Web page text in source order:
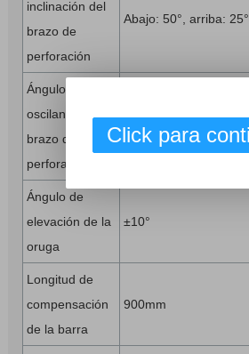
inclinación del
brazo de
perforación
Abajo: 50°, arriba:
Ángulo
oscilante del
brazo de
perforación
Izquierda: 45°,
Ángulo de
elevación de la
oruga
±10°
Longitud de
compensación
de la barra
900mm
Click para